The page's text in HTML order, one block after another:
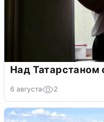
Над
6 августа 2